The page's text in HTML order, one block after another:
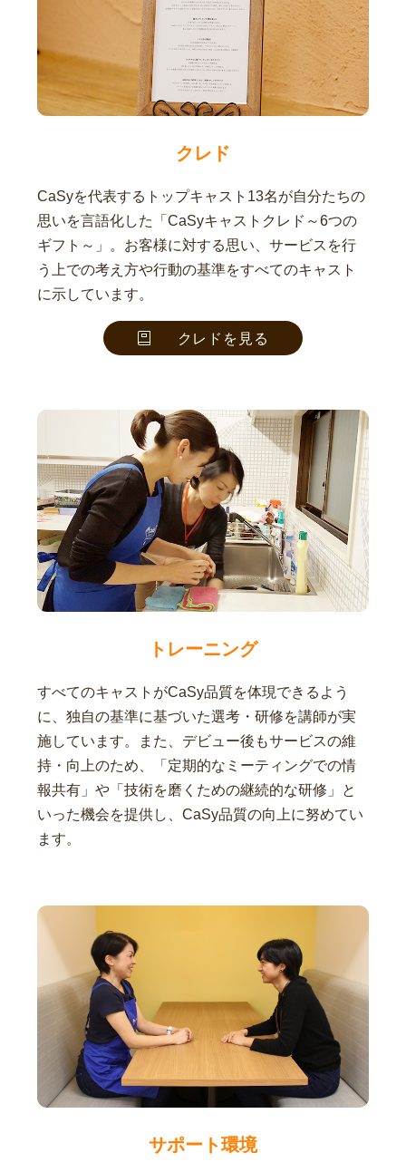
クレド
CaSyを代表するトップキャスト13名が自分たちの
思いを言語化した「CaSyキャストクレド～6つの
ギフト～」。お客様に対する思い、サービスを行
う上での考え方や行動の基準をすべてのキャスト
に示しています。
クレドを見る
トレーニング
すべてのキャストがCaSy品質を体現できるよう
に、独自の基準に基づいた選考・研修を講師が実
施しています。また、デビュー後もサービスの維
持・向上のため、「定期的なミーティングでの情
報共有」や「技術を磨くための継続的な研修」と
いった機会を提供し、CaSy品質の向上に努めてい
ます。
サポート環境